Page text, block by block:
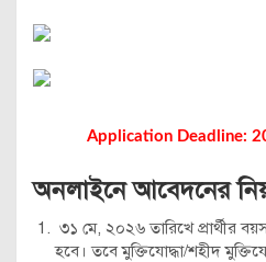
Application Deadline:
অনলাইনে আবেদনের
৩১ মে, ২০২৬ তারিখে প্রার্থীর
হবে। তবে মুক্তিযোদ্ধা/শহীদ